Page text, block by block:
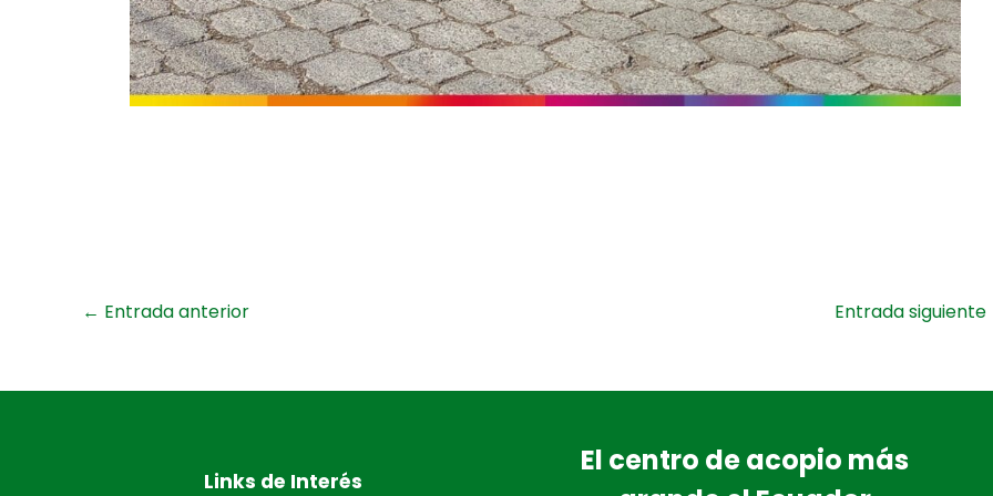
← Entrada anterior Entrada siguiente
Links de Interés
El centro de acopio más